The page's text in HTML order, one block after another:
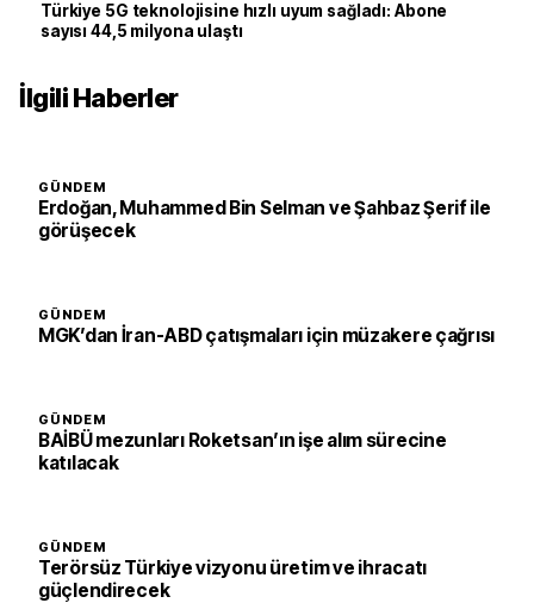
Türkiye 5G teknolojisine hızlı uyum sağladı: Abone
sayısı 44,5 milyona ulaştı
İlgili Haberler
GÜNDEM
Erdoğan, Muhammed Bin Selman ve Şahbaz Şerif ile
görüşecek
GÜNDEM
MGK’dan İran-ABD çatışmaları için müzakere çağrısı
GÜNDEM
BAİBÜ mezunları Roketsan’ın işe alım sürecine
katılacak
GÜNDEM
Terörsüz Türkiye vizyonu üretim ve ihracatı
güçlendirecek